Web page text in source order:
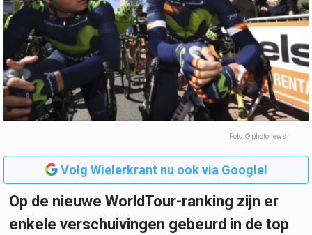
Foto: © photonews
Volg Wielerkrant nu ook via Google!
Op de nieuwe WorldTour-ranking zijn er
enkele verschuivingen gebeurd in de top